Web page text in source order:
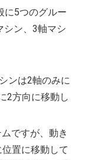
に5つのグルー
シン、3軸マシ
ンは2軸のみに
2方向に移動し
ですが、動き
置に移動して